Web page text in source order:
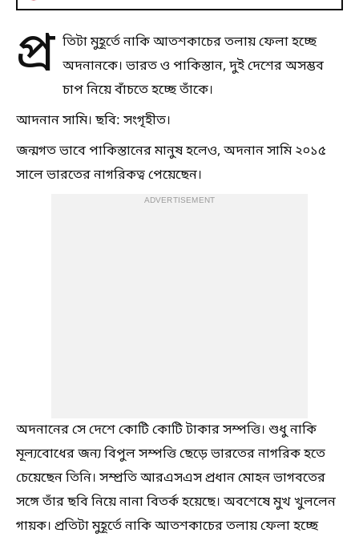
প্র তিটা মুহূর্তে নাকি আতশকাচের তলায় ফেলা হচ্ছে
অদনানকে। ভারত ও পাকিস্তান, দুই দেশের অসম্ভব
চাপ নিয়ে বাঁচতে হচ্ছে তাঁকে।
আদনান সামি। ছবি: সংগৃহীত।
জন্মগত ভাবে পাকিস্তানের মানুষ হলেও, অদনান সামি ২০১৫
সালে ভারতের নাগরিকত্ব পেয়েছেন।
ADVERTISEMENT
অদনানের সে দেশে কোটি কোটি টাকার সম্পত্তি। শুধু নাকি
মূল্যবোধের জন্য বিপুল সম্পত্তি ছেড়ে ভারতের নাগরিক হতে
চেয়েছেন তিনি। সম্প্রতি আরএসএস প্রধান মোহন ভাগবতের
সঙ্গে তাঁর ছবি নিয়ে নানা বিতর্ক হয়েছে। অবশেষে মুখ খুললেন
গায়ক। প্রতিটা মুহূর্তে নাকি আতশকাচের তলায় ফেলা হচ্ছে